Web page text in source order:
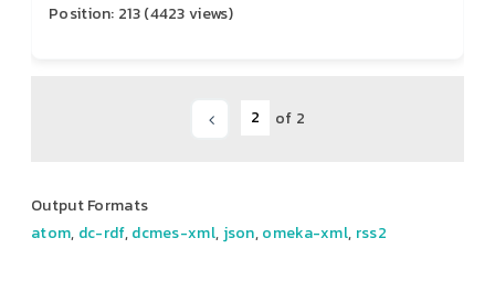
Position: 213(4423views)
of 2
Output Formats
atom, dc-rdf,dcmes-xml, json,omeka-xml, rss2